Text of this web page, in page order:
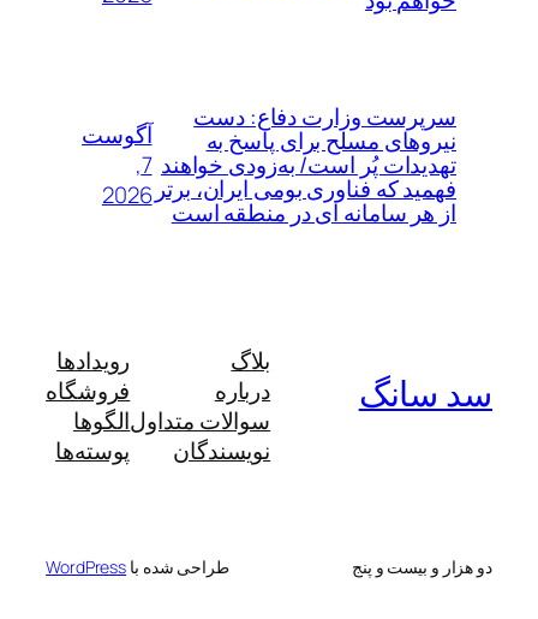
سرپرست وزارت دفاع: دست
نیروهای مسلح برای پاسخ به
تهدیدات پُر است/ به‌زودی خواهند
فهمید که فناوری بومی ایران، برتر
از هر سامانه ای در منطقه است
آگوست
7,
2026
سد سانگ
بلاگ
درباره
سوالات متداول
نویسندگان
رویدادها
فروشگاه
الگوها
پوسته‌ها
دو هزار و بیست و پنج طراحی شده با WordPress